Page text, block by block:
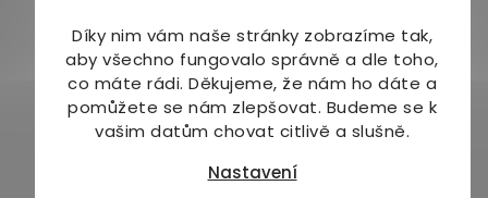
Díky nim vám naše stránky zobrazíme tak,
aby všechno fungovalo správně a dle toho,
co máte rádi. Děkujeme, že nám ho dáte a
pomůžete se nám zlepšovat. Budeme se k
vašim datům chovat citlivě a slušně.
Nastavení
Do košíku
produktu
je
5,0
z
5
Do košíku
O
l
6položek celkem